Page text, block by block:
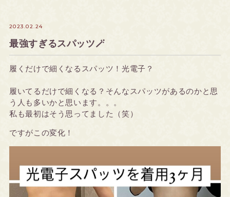
2023.02.24
最強すぎるスパッツ🪄
履くだけで細くなるスパッツ！光電子？
履いてるだけで細くなる？そんなスパッツがあるのかと思
う人も多いかと思います。。。
私も最初はそう思ってました（笑）
ですがこの変化！